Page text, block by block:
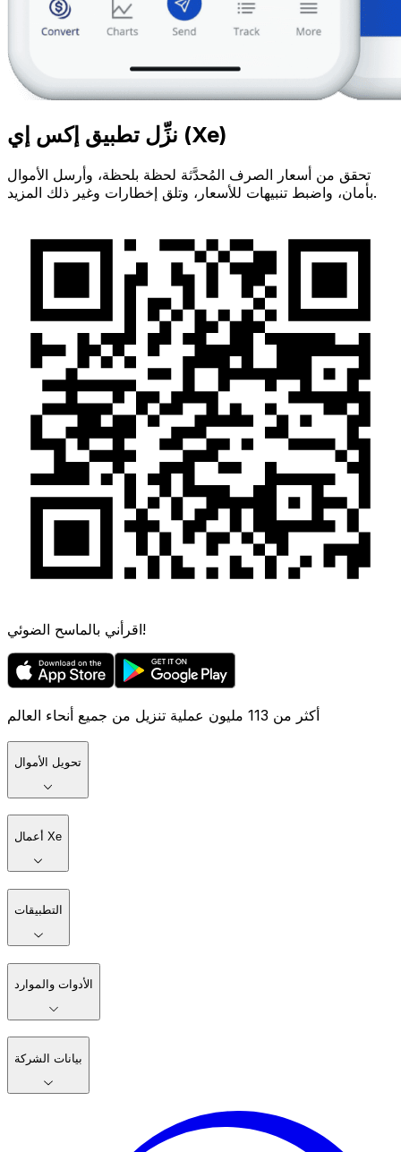
نزِّل تطبيق إكس إي (Xe)
تحقق من أسعار الصرف المُحدَّثة لحظة بلحظة، وأرسل الأموال
بأمان، واضبط تنبيهات للأسعار، وتلق إخطارات وغير ذلك المزيد.
اقرأني بالماسح الضوئي!
أكثر من 113 مليون عملية تنزيل من جميع أنحاء العالم
تحويل الأموال
أعمال Xe
التطبيقات
الأدوات والموارد
بيانات الشركة